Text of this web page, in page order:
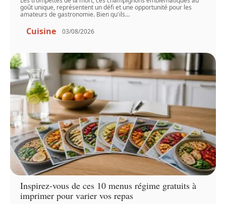
goût unique, représentent un défi et une opportunité pour les
amateurs de gastronomie. Bien qu'ils…
Cuisine 03/08/2026
Inspirez-vous de ces 10 menus régime gratuits à
imprimer pour varier vos repas